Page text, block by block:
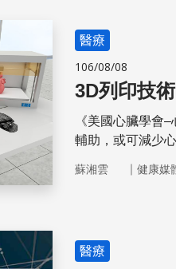
醫療
106/08/08
3D列印技
《美國心臟學會
輔助，或可減少
蘇湘雲 ｜ 健康媒
醫療